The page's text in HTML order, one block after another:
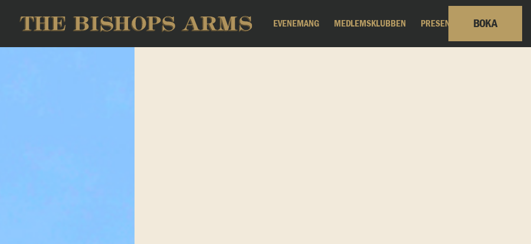
EVENEMANG MEDLEMSKLUBBEN PRESENTKORT BOKA